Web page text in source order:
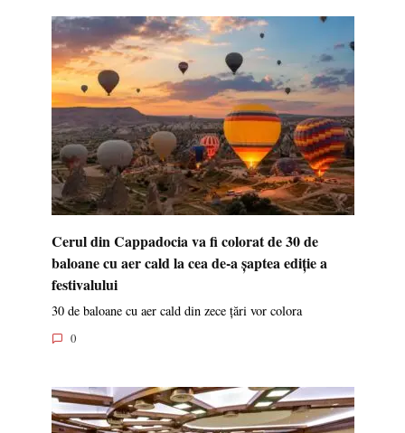
Cerul din Cappadocia va fi colorat de 30 de
baloane cu aer cald la cea de-a șaptea ediție a
festivalului
30 de baloane cu aer cald din zece țări vor colora
0